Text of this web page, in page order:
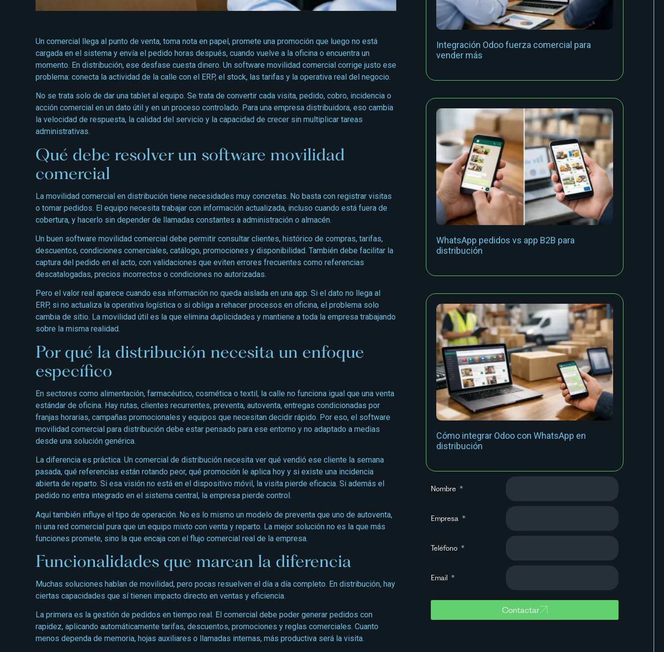
Un comercial llega al punto de venta, toma nota en papel, promete una promoción que luego no está
cargada en el sistema y envía el pedido horas después, cuando vuelve a la oficina o encuentra un
momento. En distribución, ese desfase cuesta dinero. Un software movilidad comercial corrige justo ese
problema: conecta la actividad de la calle con el ERP, el stock, las tarifas y la operativa real del negocio.
No se trata solo de dar una tablet al equipo. Se trata de convertir cada visita, pedido, cobro, incidencia o
acción comercial en un dato útil y en un proceso controlado. Para una empresa distribuidora, eso cambia
la velocidad de respuesta, la calidad del servicio y la capacidad de crecer sin multiplicar tareas
administrativas.
Qué debe resolver un software movilidad
comercial
La movilidad comercial en distribución tiene necesidades muy concretas. No basta con registrar visitas
o tomar pedidos. El equipo necesita trabajar con información actualizada, incluso cuando está fuera de
cobertura, y hacerlo sin depender de llamadas constantes a administración o almacén.
Un buen software movilidad comercial debe permitir consultar clientes, histórico de compras, tarifas,
descuentos, condiciones comerciales, catálogo, promociones y disponibilidad. También debe facilitar la
captura del pedido en el acto, con validaciones que eviten errores frecuentes como referencias
descatalogadas, precios incorrectos o condiciones no autorizadas.
Pero el valor real aparece cuando esa información no queda aislada en una app. Si el dato no llega al
ERP, si no actualiza la operativa logística o si obliga a rehacer procesos en oficina, el problema solo
cambia de sitio. La movilidad útil es la que elimina duplicidades y mantiene a toda la empresa trabajando
sobre la misma realidad.
Por qué la distribución necesita un enfoque
específico
En sectores como alimentación, farmacéutico, cosmética o textil, la calle no funciona igual que una venta
estándar de oficina. Hay rutas, clientes recurrentes, preventa, autoventa, entregas condicionadas por
franjas horarias, campañas promocionales y equipos que necesitan decidir rápido. Por eso, el software
movilidad comercial para distribución debe estar pensado para ese entorno y no adaptado a medias
desde una solución genérica.
La diferencia es práctica. Un comercial de distribución necesita ver qué vendió ese cliente la semana
pasada, qué referencias están rotando peor, qué promoción le aplica hoy y si existe una incidencia
abierta de reparto. Si esa visión no está en el dispositivo móvil, la visita pierde eficacia. Si además el
pedido no entra integrado en el sistema central, la empresa pierde control.
Aquí también influye el tipo de operación. No es lo mismo un modelo de preventa que uno de autoventa,
ni una red comercial pura que un equipo mixto con venta y reparto. La mejor solución no es la que más
funciones promete, sino la que encaja con el flujo comercial real de la empresa.
Funcionalidades que marcan la diferencia
Muchas soluciones hablan de movilidad, pero pocas resuelven el día a día completo. En distribución, hay
ciertas capacidades que sí tienen impacto directo en ventas y eficiencia.
La primera es la gestión de pedidos en tiempo real. El comercial debe poder generar pedidos con
rapidez, aplicando automáticamente tarifas, descuentos, promociones y reglas comerciales. Cuanto
menos dependa de memoria, hojas auxiliares o llamadas internas, más productiva será la visita.
Integración Odoo fuerza comercial para
vender más
WhatsApp pedidos vs app B2B para
distribución
Cómo integrar Odoo con WhatsApp en
distribución
Nombre
Empresa
Teléfono
Email
Contactar